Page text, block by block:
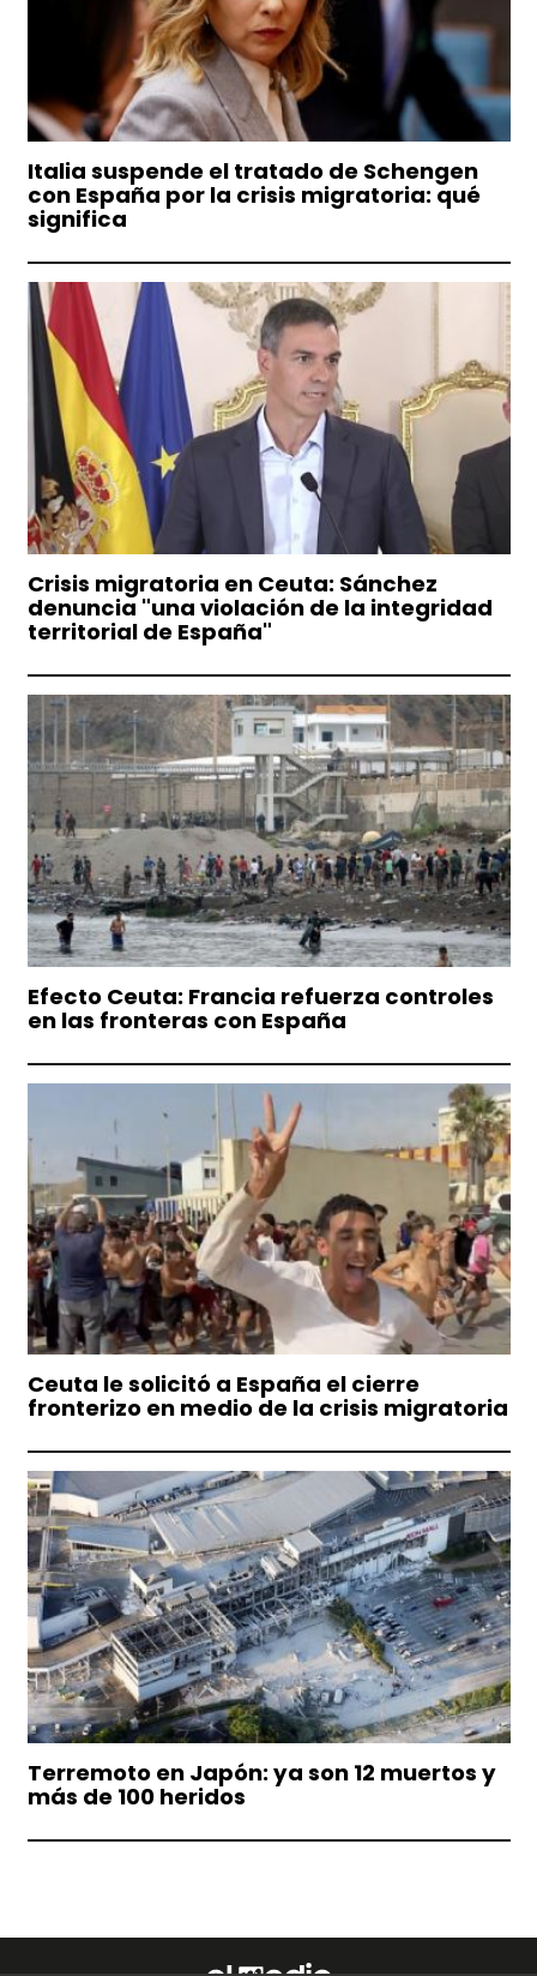
Italia suspende el tratado de Schengen
con España por la crisis migratoria: qué
significa
Crisis migratoria en Ceuta: Sánchez
denuncia "una violación de la integridad
territorial de España"
Efecto Ceuta: Francia refuerza controles
en las fronteras con España
Ceuta le solicitó a España el cierre
fronterizo en medio de la crisis migratoria
Terremoto en Japón: ya son 12 muertos y
más de 100 heridos